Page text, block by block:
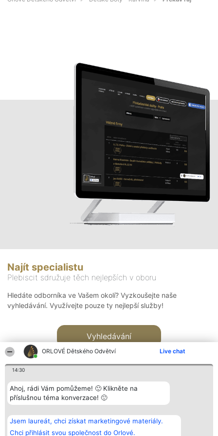
ORLOVÉ Dětského Odvětví Live chat
14:30
Ahoj, rádi Vám pomůžeme! 🙂 Klikněte na
příslušnou téma konverzace! 🙂
Jsem laureát, chci získat marketingové materiály.
Chci přihlásit svou společnost do Orlové.
Najít specialistu
Plebiscit sdružuje těch nejlepších v oboru
Hledáte odborníka ve Vašem okolí? Vyzkoušejte naše
vyhledávání. Využívejte pouze ty nejlepší služby!
Vyhledávání
Bright Side Solutions sp. z o.
o. sp. k.
ul. Ruska 22
Vítězové
Seznam všech
laureátů
Kontakt